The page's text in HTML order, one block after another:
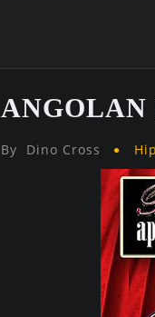
ANGOLAN
By Dino Cross